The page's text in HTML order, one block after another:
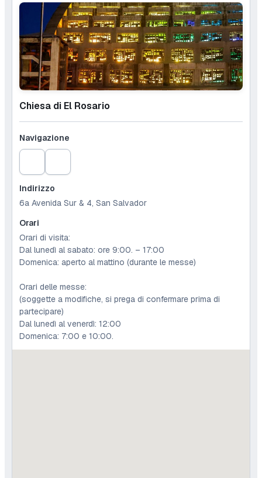
Chiesa di El Rosario
Navigazione
Indirizzo
6a Avenida Sur & 4, San Salvador
Orari
Orari di visita:
Dal lunedì al sabato: ore 9:00. – 17:00
Domenica: aperto al mattino (durante le messe)
Orari delle messe:
(soggette a modifiche, si prega di confermare prima di
partecipare)
Dal lunedì al venerdì: 12:00
Domenica: 7:00 e 10:00.